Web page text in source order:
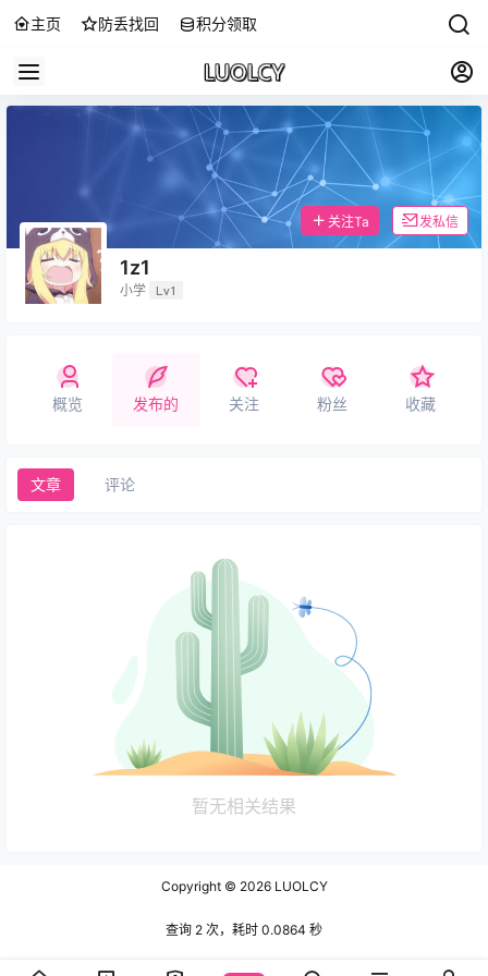
主页 防丢找回 积分领取
1z1
小学 Lv1
关注Ta 发私信
概览 发布的 关注 粉丝 收藏
文章 评论
暂无相关结果
Copyright © 2026LUOLCY
查询 2 次，耗时 0.0864 秒